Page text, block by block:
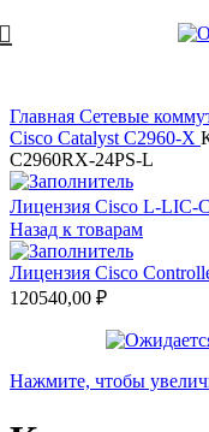
Главная Сетевые
Cisco Catalyst C2960-X
C2960RX-24PS-L
Лицензия Cisco L-LIC-
Назад к товарам
Лицензия Cisco
120540,00 ₽
Нажмите, чтобы